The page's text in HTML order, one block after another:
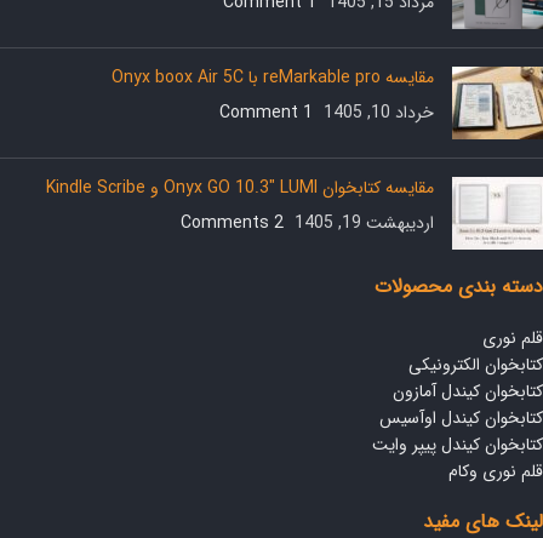
مقایسه reMarkable pro با Onyx boox Air 5C
خرداد 10, 1405
1 Comment
مقایسه کتابخوان Onyx GO 10.3″ LUMI و Kindle Scribe
اردیبهشت 19, 1405
2 Comments
دسته بندی محصولات
قلم نوری
کتابخوان الکترونیکی
کتابخوان کیندل آمازون
کتابخوان کیندل اوآسیس
کتابخوان کیندل پیپر وایت
قلم نوری وکام
لینک های مفید